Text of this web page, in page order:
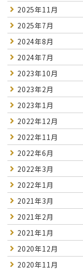
2025年11月
2025年7月
2024年8月
2024年7月
2023年10月
2023年2月
2023年1月
2022年12月
2022年11月
2022年6月
2022年3月
2022年1月
2021年3月
2021年2月
2021年1月
2020年12月
2020年11月